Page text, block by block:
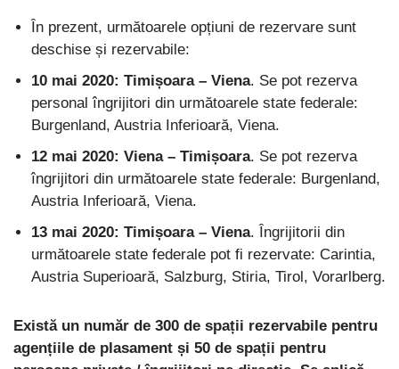
În prezent, următoarele opțiuni de rezervare sunt
deschise și rezervabile:
10 mai 2020: Timișoara – Viena. Se pot rezerva
personal îngrijitori din următoarele state federale:
Burgenland, Austria Inferioară, Viena.
12 mai 2020: Viena – Timișoara. Se pot rezerva
îngrijitori din următoarele state federale: Burgenland,
Austria Inferioară, Viena.
13 mai 2020: Timișoara – Viena. Îngrijitorii din
următoarele state federale pot fi rezervate: Carintia,
Austria Superioară, Salzburg, Stiria, Tirol, Vorarlberg.
Există un număr de 300 de spații rezervabile pentru
agențiile de plasament și 50 de spații pentru